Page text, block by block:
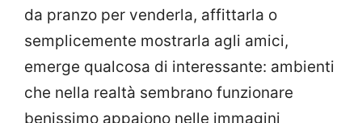
da pranzo per venderla, affittarla o
semplicemente mostrarla agli amici,
emerge qualcosa di interessante: ambienti
che nella realtà sembrano funzionare
benissimo appaiono nelle immagini